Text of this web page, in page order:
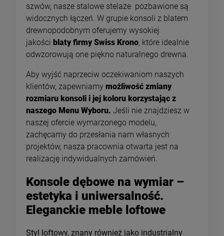
szwów, nasze stalowe stelaże pozbawione są
widocznych łączeń. W grupie konsoli z blatem
drewnopodobnym oferujemy wysokiej
jakości blaty firmy Swiss Krono, które idealnie
odwzorowują one piękno naturalnego drewna.
Aby wyjść naprzeciw oczekiwaniom naszych
klientów, zapewniamy możliwość zmiany
rozmiaru konsoli i jej koloru korzystając z
naszego Menu Wyboru. Jeśli nie znajdziesz w
naszej ofercie wymarzonego modelu,
zachęcamy do przesłania nam własnych
projektów, nasza pracownia otwarta jest na
realizację indywidualnych zamówień.
Konsole dębowe na wymiar –
estetyka i uniwersalność.
Eleganckie meble loftowe
Styl loftowy, znany również jako industrialny